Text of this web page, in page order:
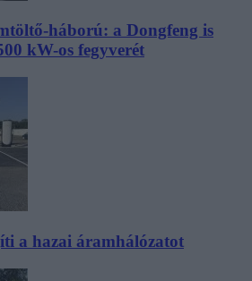
háború: a Dongfeng is
kW-os fegyverét
a hazai áramhálózatot